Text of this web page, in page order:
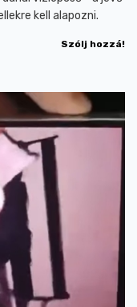
kell alapozni.
Szólj hozzá!